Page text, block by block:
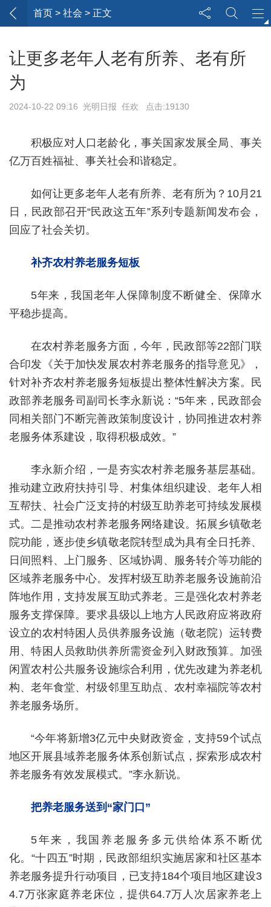
首页 > 社会 > 正文
让更多老年人老有所养、老有所
为
2024-10-22 09:16 光明日报 任欢 点击:19130
积极应对人口老龄化，事关国家发展全局、事关
亿万百姓福祉、事关社会和谐稳定。
如何让更多老年人老有所养、老有所为？10月21
日，民政部召开“民政这五年”系列专题新闻发布会，
回应了社会关切。
补齐农村养老服务短板
5年来，我国老年人保障制度不断健全、保障水
平稳步提高。
在农村养老服务方面，今年，民政部等22部门联
合印发《关于加快发展农村养老服务的指导意见》，
针对补齐农村养老服务短板提出整体性解决方案。民
政部养老服务司副司长李永新说：“5年来，民政部会
同相关部门不断完善政策制度设计，协同推进农村养
老服务体系建设，取得积极成效。”
李永新介绍，一是夯实农村养老服务基层基础。
推动建立政府扶持引导、村集体组织建设、老年人相
互帮扶、社会广泛支持的村级互助养老可持续发展模
式。二是推动农村养老服务网络建设。拓展乡镇敬老
院功能，逐步使乡镇敬老院转型成为具有全日托养、
日间照料、上门服务、区域协调、服务转介等功能的
区域养老服务中心。发挥村级互助养老服务设施前沿
阵地作用，支持发展互助式养老。三是强化农村养老
服务支撑保障。要求县级以上地方人民政府应将政府
设立的农村特困人员供养服务设施（敬老院）运转费
用、特困人员救助供养所需资金列入财政预算。加强
闲置农村公共服务设施综合利用，优先改建为养老机
构、老年食堂、村级邻里互助点、农村幸福院等农村
养老服务场所。
“今年将新增3亿元中央财政资金，支持59个试点
地区开展县域养老服务体系创新试点，探索形成农村
养老服务有效发展模式。”李永新说。
把养老服务送到“家门口”
5年来，我国养老服务多元供给体系不断优
化。“十四五”时期，民政部组织实施居家和社区基本
养老服务提升行动项目，已支持184个项目地区建设3
4.7万张家庭养老床位，提供64.7万人次居家养老上